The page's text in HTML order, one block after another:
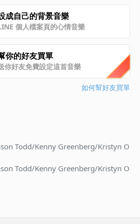
成自己的背景音樂
個人檔案頁的心情音樂
你的好友買單
你好友免費設定這首音樂
如何幫好友買單
Todd/Kenny Greenberg/Kristyn O
Todd/Kenny Greenberg/Kristyn O